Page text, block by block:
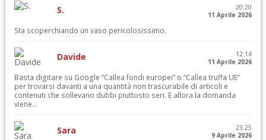
S.
20:20
11 Aprile 2026
Sta scoperchiando un vaso pericolosissimo.
Davide
12:14
11 Aprile 2026
Basta digitare su Google “Callea fondi europei” o “Callea truffa UE”
per trovarsi davanti a una quantità non trascurabile di articoli e
contenuti che sollevano dubbi piuttosto seri. E allora la domanda
viene...
Sara
23:25
9 Aprile 2026